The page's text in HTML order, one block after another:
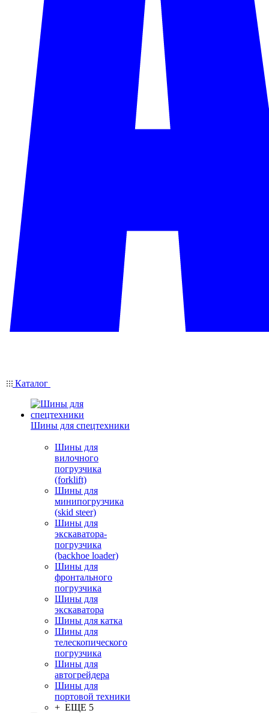
Каталог
Шины для спецтехники
Шины для
вилочного
погрузчика
(forklift)
Шины для
минипогрузчика
(skid steer)
Шины для
экскаватора-
погрузчика
(backhoe loader)
Шины для
фронтального
погрузчика
Шины для
экскаватора
Шины для катка
Шины для
телескопического
погрузчика
Шины для
автогрейдера
Шины для
портовой техники
+ ЕЩЕ 5